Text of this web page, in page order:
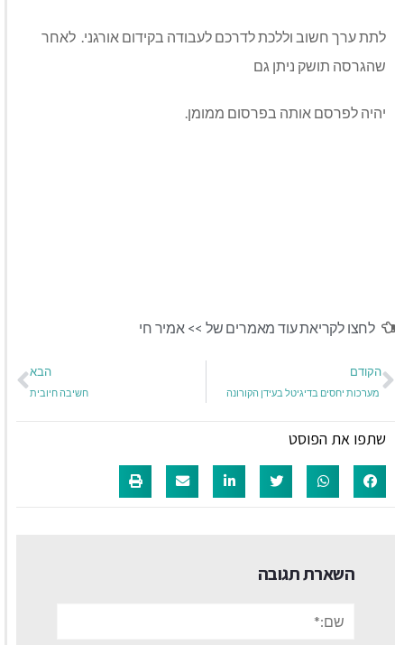
לתת ערך חשוב וללכת לדרכם לעבודה בקידום אורגני. לאחר
שהגרסה תושק ניתן גם
יהיה לפרסם אותה בפרסום ממומן.
לחצו לקריאת עוד מאמרים של >> אמיר חי
הקודם
מערכות יחסים בדיגיטל בעידן הקורונה
הבא
חשיבה חיובית
שתפו את הפוסט
השארת תגובה